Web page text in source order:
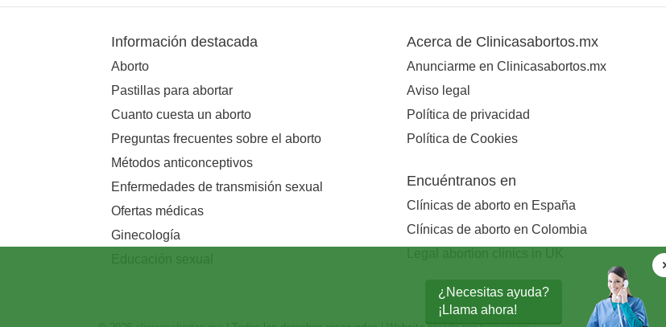
¿Necesitas ayuda?
¡Llama ahora!
Información destacada
Aborto
Pastillas para abortar
Cuanto cuesta un aborto
Preguntas frecuentes sobre el aborto
Métodos anticonceptivos
Enfermedades de transmisión sexual
Ofertas médicas
Ginecología
Acerca de Clinicasabortos.mx
Anunciarme en Clinicasabortos.mx
Aviso legal
Política de privacidad
Política de Cookies
Encuéntranos en
Clínicas de aborto en España
Clínicas de aborto en Colombia